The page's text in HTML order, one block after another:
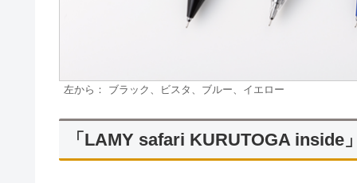
左から： ブラック、ビスタ、ブルー、イエロー
「LAMY safari KURUTOGA inside